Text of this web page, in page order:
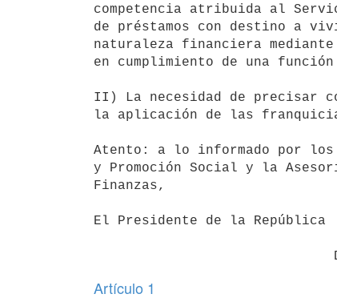
competencia atribuida al
de préstamos con destino a
naturaleza financiera
en cumplimiento de una
II) La necesidad de precisar
la aplicación de las
Atento: a lo informado por los
y Promoción Social y la
Finanzas,
El Presidente de la República
Artículo 1